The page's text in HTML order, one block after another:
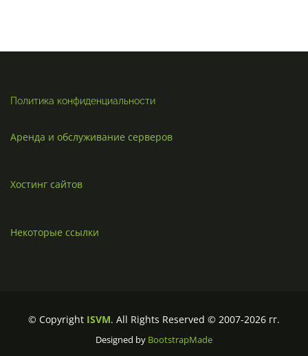
Политика конфиденциальности
Аренда и обслуживание серверов
Хостинг сайтов
Некоторые ссылки
© Copyright ISVM. All Rights Reserved © 2007-2026 гг.
Designed by BootstrapMade